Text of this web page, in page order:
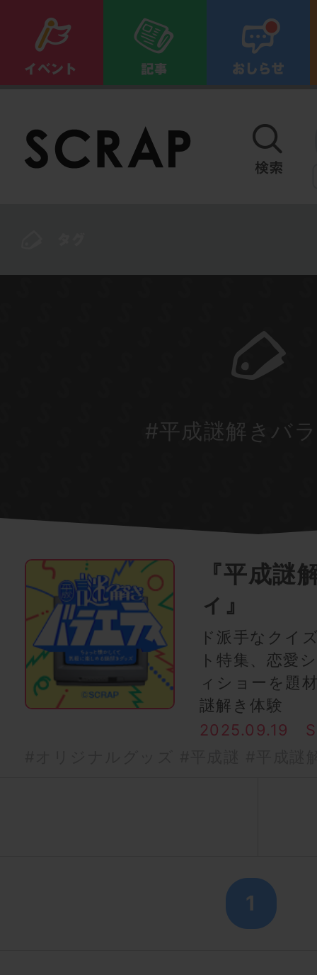
#平成謎解きバ
『平成謎
ィ』
ド派手なクイ
ト特集、恋愛
ィショーを題
謎解き体験
2025.09.19
1